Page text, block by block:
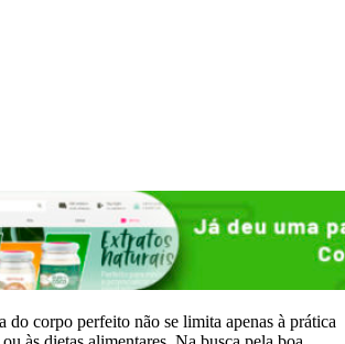
do corpo perfeito não se limita apenas à prática